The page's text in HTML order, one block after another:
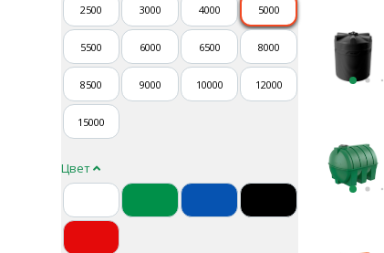
2500 3000 4000 5000
5500 6000 6500 8000
8500 9000 10000 12000
15000
Цвет